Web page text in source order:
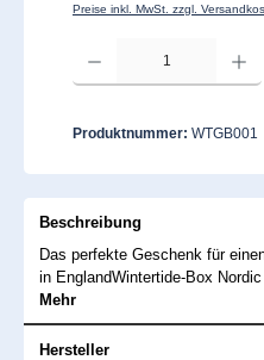
Preise inkl. MwSt. zzgl.
Produkt Anzahl: Gib den
Produktnummer: WTGB001
Beschreibung
Das perfekte Geschenk für
in EnglandWintertide-Box
Mehr
Hersteller